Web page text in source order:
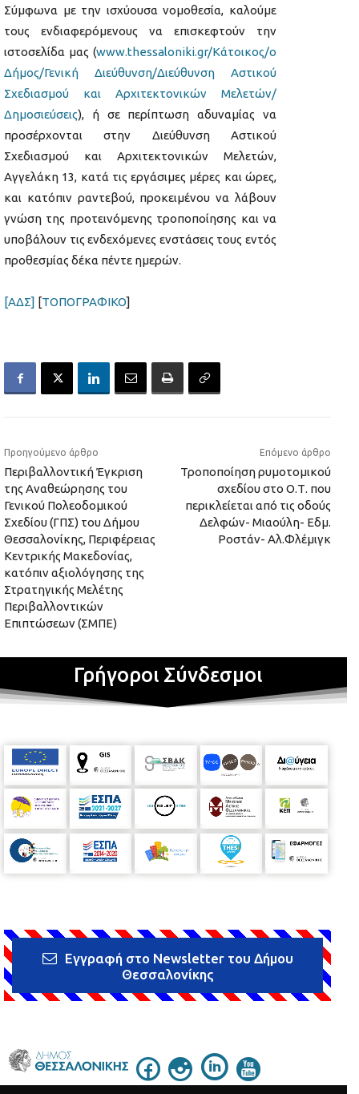
Σύμφωνα με την ισχύουσα νομοθεσία, καλούμε
τους ενδιαφερόμενους να επισκεφτούν την
ιστοσελίδα μας (www.thessaloniki.gr/Κάτοικος/ο
Δήμος/Γενική Διεύθυνση/Διεύθυνση Αστικού
Σχεδιασμού και Αρχιτεκτονικών Μελετών/
Δημοσιεύσεις), ή σε περίπτωση αδυναμίας να
προσέρχονται στην Διεύθυνση Αστικού
Σχεδιασμού και Αρχιτεκτονικών Μελετών,
Αγγελάκη 13, κατά τις εργάσιμες μέρες και ώρες,
και κατόπιν ραντεβού, προκειμένου να λάβουν
γνώση της προτεινόμενης τροποποίησης και να
υποβάλουν τις ενδεχόμενες ενστάσεις τους εντός
προθεσμίας δέκα πέντε ημερών.
[ΑΔΣ] [ΤΟΠΟΓΡΑΦΙΚΟ]
Προηγούμενο άρθρο
Περιβαλλοντική Έγκριση
της Αναθεώρησης του
Γενικού Πολεοδομικού
Σχεδίου (ΓΠΣ) του Δήμου
Θεσσαλονίκης, Περιφέρειας
Κεντρικής Μακεδονίας,
κατόπιν αξιολόγησης της
Στρατηγικής Μελέτης
Περιβαλλοντικών
Επιπτώσεων (ΣΜΠΕ)
Επόμενο άρθρο
Τροποποίηση ρυμοτομικού
σχεδίου στο Ο.Τ. που
περικλείεται από τις οδούς
Δελφών- Μιαούλη- Εδμ.
Ροστάν- Αλ.Φλέμιγκ
Γρήγοροι Σύνδεσμοι
Εγγραφή στο Newsletter του Δήμου
Θεσσαλονίκης